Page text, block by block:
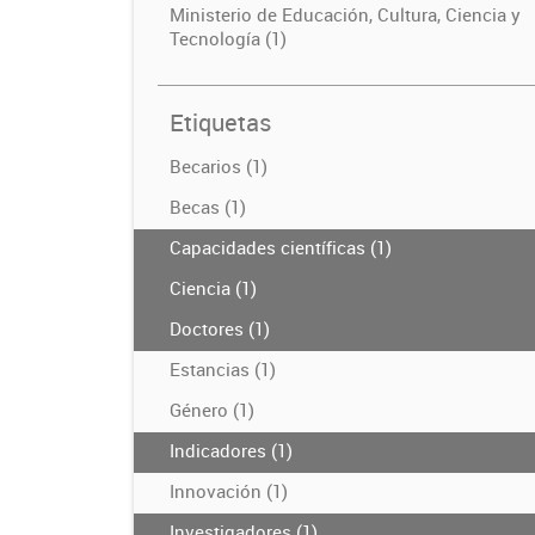
Ministerio de Educación, Cultura, Ciencia y
Tecnología (1)
Etiquetas
Becarios (1)
Becas (1)
Capacidades científicas (1)
Ciencia (1)
Doctores (1)
Estancias (1)
Género (1)
Indicadores (1)
Innovación (1)